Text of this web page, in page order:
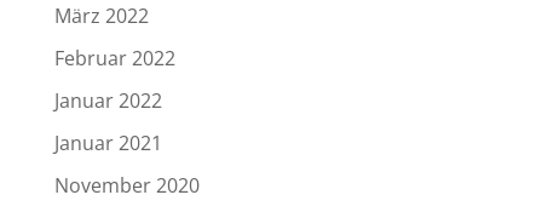
März 2022
Februar 2022
Januar 2022
Januar 2021
November 2020